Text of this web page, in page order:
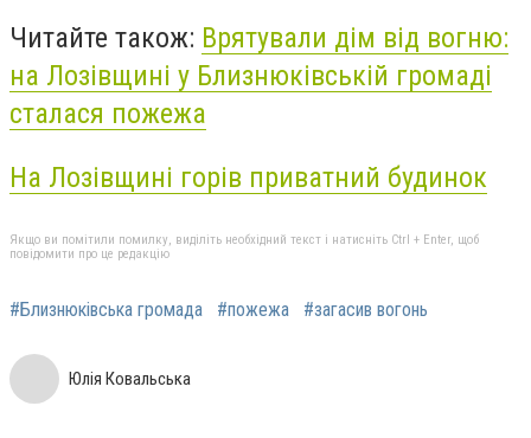
Читайте також: Врятували дім від вогню:
на Лозівщині у Близнюківській громаді
сталася пожежа
На Лозівщині горів приватний будинок
Якщо ви помітили помилку, виділіть необхідний текст і натисніть Ctrl + Enter, щоб
повідомити про це редакцію
#Близнюківська громада #пожежа #загасив вогонь
Юлія Ковальська